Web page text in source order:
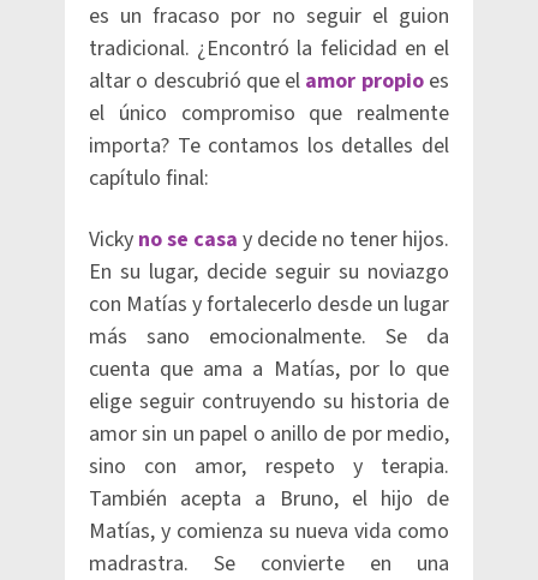
es un fracaso por no seguir el guion
tradicional. ¿Encontró la felicidad en el
altar o descubrió que el amor propioes
el único compromiso que realmente
importa? Te contamos los detalles del
capítulo final:
Vicky no se casa y decide no tener hijos.
En su lugar, decide seguir su noviazgo
con Matías y fortalecerlo desde un lugar
más sano emocionalmente. Se da
cuenta que ama a Matías, por lo que
elige seguir contruyendo su historia de
amor sin un papel o anillo de por medio,
sino con amor, respeto y terapia.
También acepta a Bruno, el hijo de
Matías, y comienza su nueva vida como
madrastra. Se convierte en una